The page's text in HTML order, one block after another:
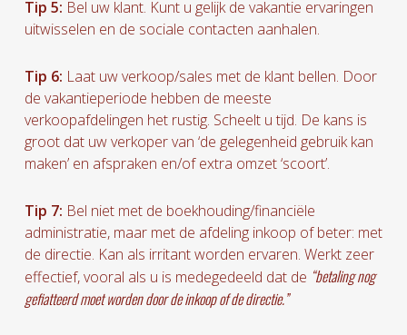
Tip 5: Bel uw klant. Kunt u gelijk de vakantie ervaringen
uitwisselen en de sociale contacten aanhalen.
Tip 6: Laat uw verkoop/sales met de klant bellen. Door
de vakantieperiode hebben de meeste
verkoopafdelingen het rustig. Scheelt u tijd. De kans is
groot dat uw verkoper van ‘de gelegenheid gebruik kan
maken’ en afspraken en/of extra omzet ‘scoort’.
Tip 7: Bel niet met de boekhouding/financiële
administratie, maar met de afdeling inkoop of beter: met
de directie. Kan als irritant worden ervaren. Werkt zeer
effectief, vooral als u is medegedeeld dat de “betaling nog
gefiatteerd moet worden door de inkoop of de directie.”